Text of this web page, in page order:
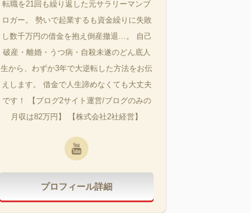
転職を21回も繰り返した元サラリーマンブ
ロガー。 勢いで起業するも資金繰りに失敗
し数千万円の借金を抱え倒産撤退…。 自己
破産・離婚・うつ病・自殺未遂のどん底人
生から、わずか3年で大逆転した方法をお伝
えします。 借金で人生諦めなくても大丈夫
です！ 【ブログ2サイト運営/ブログのみの
月収は82万円】 【株式会社2社経営】
プロフィール詳細